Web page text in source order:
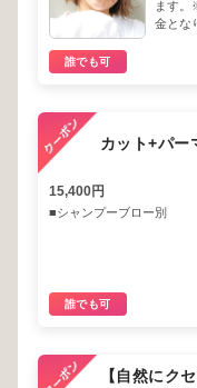
ます。
金とな
誰でも可
カット+パー
15,400円
■シャンプーブロー別
誰でも可
【自然にク